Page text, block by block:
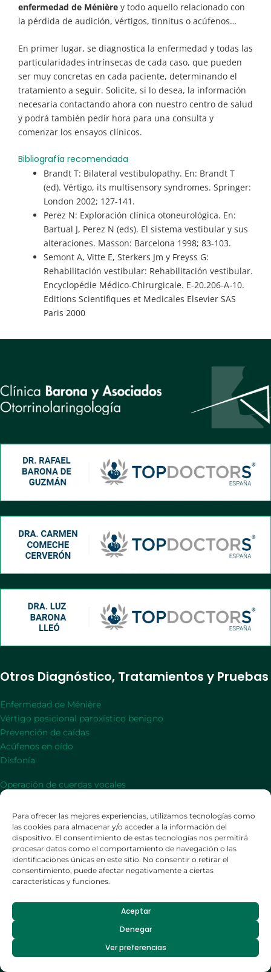
Para ofrecer las mejores experiencias, utilizamos tecnologías como
las cookies para almacenar y/o acceder a la información del
dispositivo. El consentimiento de estas tecnologías nos permitirá
procesar datos como el comportamiento de navegación o las
identificaciones únicas en este sitio. No consentir o retirar el
consentimiento, puede afectar negativamente a ciertas
características y funciones.
Aceptar
Denegar
Ver preferencias
enfermedad de Ménière y todo aquello relacionado con
la pérdida de audición, vértigos, tinnitus o acúfenos…
En primer lugar, se diagnostica la enfermedad y todas las
particularidades intrínsecas de cada caso, que pueden
ser muy concretas en cada paciente, determinando el
tratamiento a seguir. Solicite, si lo desea, la información
necesaria contactando ahora con nuestro centro de salud
y podrá también pedir hora para una consulta y
comenzar los ensayos clínicos.
Bibliografía recomendada
Brandt T: Bilateral vestibulopathy. En: Brandt T
(ed). Vértigo, its multisensory syndromes. Springer:
London 2002; 127-141.
Perez N: Exploración clínica otoneurológica. En:
Bartual J, Perez N (eds). El sistema vestibular y sus
alteraciones. Masson: Barcelona 1998; 83-103.
Semont A, Vitte E, Sterkers Jm y Freyss G:
Rehabilitación vestibular: Rehabilitación vestibular.
Encyclopédie Médico-Chirurgicale. E-20.206-A-10.
Editions Scientifiques et Medicales Elsevier SAS
Paris 2000
Otros Diagnóstico, Tratamientos y Pruebas
Enfermedad de Ménière
Vértigo posicional paroxístico benigno
Prevención de caídas
Acúfenos en oído
Disfonía
Operación de cuerdas vocales
Tratamiento para Tinnitus de oído
Tratamiento de zumbido de oídos
Tratamiento de sordera
Diagnóstico y tratamiento hipoacusia
Operación otosclerosis de oído
Diagnóstico y tratamiento afonía
Datos de contacto
Teléfono
clinicabarona@clinicabarona.com
: HOSPITAL CASA DE SALUD – Dr. Manuel Candela 41,
46021,Valencia